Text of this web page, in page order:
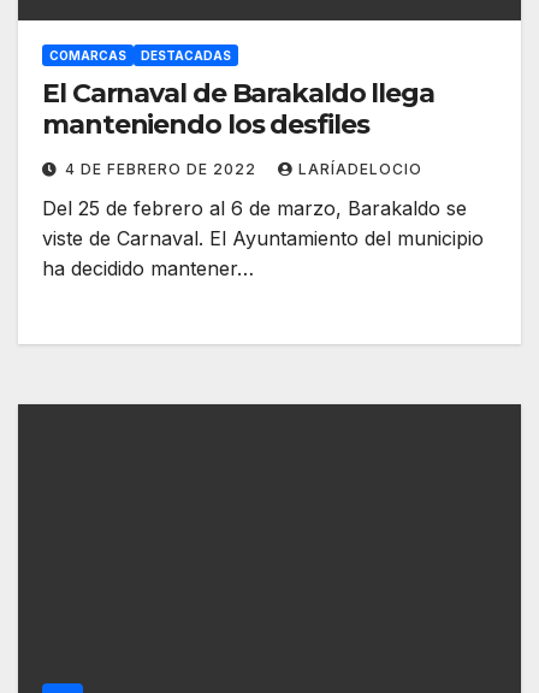
COMARCAS DESTACADAS
El Carnaval de Barakaldo llega
manteniendo los desfiles
4 DE FEBRERO DE 2022 LARÍADELOCIO
Del 25 de febrero al 6 de marzo, Barakaldo se
viste de Carnaval. El Ayuntamiento del municipio
ha decidido mantener…